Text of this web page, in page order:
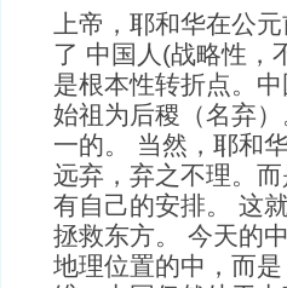
上帝，耶和华在公
了 中国人(战略性，
是根本性转折点。
始祖为后稷（名弃
一的。 当然，耶和
远弃，弃之不理。
有自己的安排。 这
拯救东方。 今天的
地理位置的中，而